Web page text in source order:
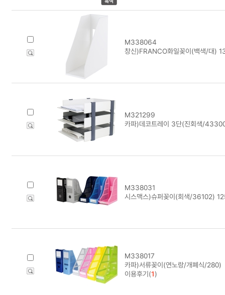
M338064
창신)FRANCO화일꽂이(백색/대)
M321299
카파)데코트레이 3단(진회색/
M338031
시스맥스)슈퍼꽂이(회색/36102)
M338017
카파)서류꽂이(연노랑/개폐식/280)
이용후기(1)